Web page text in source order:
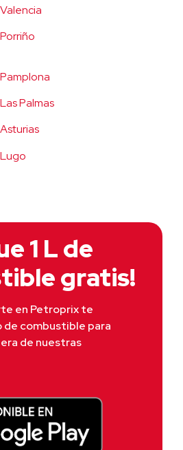
Palmas
1 L de
gratis!
en Petroprix te
de combustible para
de nuestras